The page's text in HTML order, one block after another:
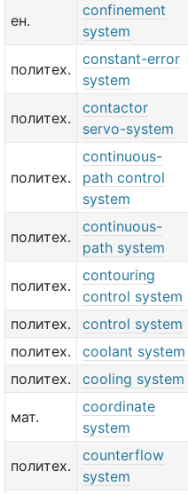
ен.
confinement
system
политех.
constant-error
system
политех.
contactor
servo-system
политех.
continuous-
path control
system
политех.
continuous-
path system
политех.
contouring
control system
политех.
control system
политех.
coolant system
политех.
cooling system
мат.
coordinate
system
политех.
counterflow
system